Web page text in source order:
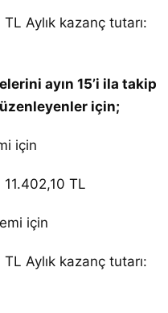
Aylık kazanç tutarı:
ayın 15’i ila takip
için;
için
TL
için
Aylık kazanç tutarı: